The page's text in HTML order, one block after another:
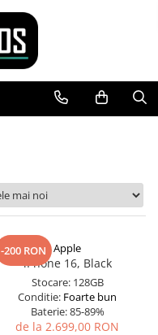
-200 RON Apple
iPhone 16, Black
Stocare: 128GB
Conditie: Foarte bun
Baterie:85-89%
de la 2.699,00 RON